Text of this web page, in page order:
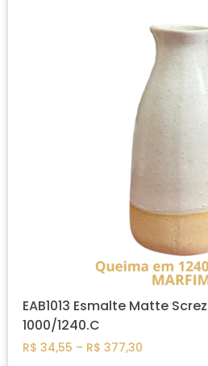
EAB1013 Esmalte Matte
1000/1240.C
R$ 34,55 – R$ 377,30